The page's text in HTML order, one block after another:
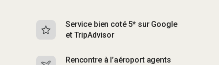
Service bien coté 5* sur Google
et TripAdvisor
Rencontre à l’aéroport agents